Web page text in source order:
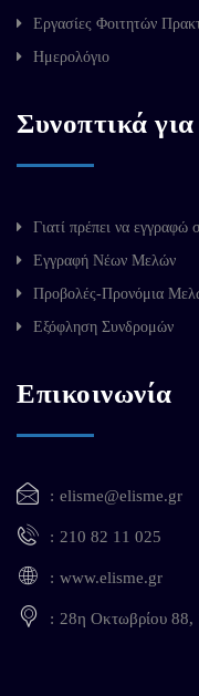
Εργασίες Φοιτητών
Ημερολόγιο
Συνοπτικά
Γιατί πρέπει να
Εγγραφή Νέων Μελών
Προβολές-Προνόμια
Εξόφληση Συνδρομών
Επικοινωνία
elisme@elisme.gr
210 82 11 025
www.elisme.gr
28η Οκτωβρίου